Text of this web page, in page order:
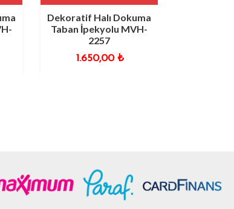
Dekoratif Halı Dokuma
Taban İpekyolu MVH-
2257
1.650,00₺